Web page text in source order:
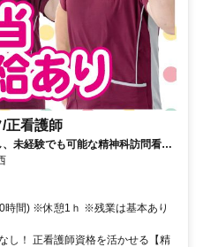
正看護師
未経験でも可能な精神科訪問看護
時間) ※休憩1ｈ ※残業は基本あり
し！ 正看護師資格を活かせる【精